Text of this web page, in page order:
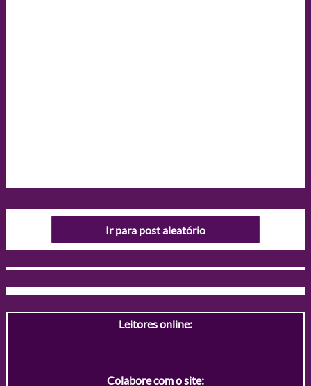
Ir para post aleatório
Leitores online:
Colabore com o site: